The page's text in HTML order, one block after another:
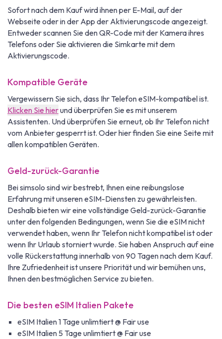
Sofort nach dem Kauf wird ihnen per E-Mail, auf der
Webseite oder in der App der Aktivierungscode angezeigt.
Entweder scannen Sie den QR-Code mit der Kamera ihres
Telefons oder Sie aktivieren die Simkarte mit dem
Aktivierungscode.
Kompatible Geräte
Vergewissern Sie sich, dass Ihr Telefon eSIM-kompatibel ist.
Klicken Sie hierund überprüfen Sie es mit unserem
Assistenten. Und überprüfen Sie erneut, ob Ihr Telefon nicht
vom Anbieter gesperrt ist. Oder hier finden Sie eine Seite mit
allen kompatiblen Geräten.
Geld-zurück-Garantie
Bei simsolo sind wir bestrebt, Ihnen eine reibungslose
Erfahrung mit unseren eSIM-Diensten zu gewährleisten.
Deshalb bieten wir eine vollständige Geld-zurück-Garantie
unter den folgenden Bedingungen, wenn Sie die eSIM nicht
verwendet haben, wenn Ihr Telefon nicht kompatibel ist oder
wenn Ihr Urlaub storniert wurde. Sie haben Anspruch auf eine
volle Rückerstattung innerhalb von 90 Tagen nach dem Kauf.
Ihre Zufriedenheit ist unsere Priorität und wir bemühen uns,
Ihnen den bestmöglichen Service zu bieten.
Die besten eSIM Italien Pakete
eSIM Italien 1 Tage unlimtiert @ Fair use
eSIM Italien 5 Tage unlimtiert @ Fair use